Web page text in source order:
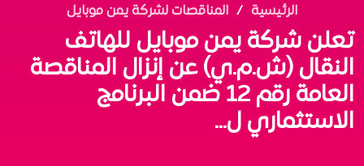
الرئيسية المناقصات لشركة يمن موبايل
تعلن شركة يمن موبايل للهاتف
النقال (ش.م.ي) عن إنزال المناقصة
العامة رقم 12 ضمن البرنامج
الاستثماري ل...